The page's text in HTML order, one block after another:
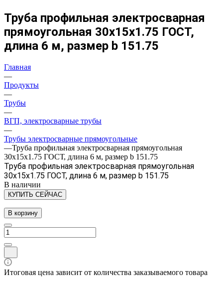
Труба профильная электросварная
прямоугольная 30х15х1.75 ГОСТ,
длина 6 м, размер b 151.75
Главная
—
Продукты
—
Трубы
—
ВГП, электросварные трубы
—
Трубы электросварные прямоугольные
—Труба профильная электросварная прямоугольная
30х15х1.75 ГОСТ, длина 6 м, размер b 151.75
Труба профильная электросварная прямоугольная
30х15х1.75 ГОСТ, длина 6 м, размер b 151.75
В наличии
КУПИТЬ СЕЙЧАС
В корзину
Итоговая цена зависит от количества заказываемого товара